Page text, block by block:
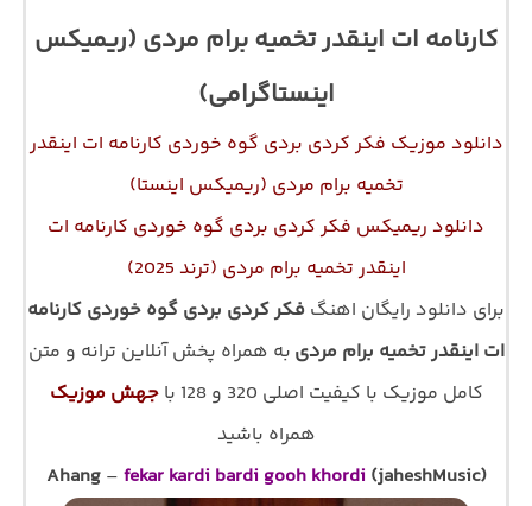
کارنامه‌ ات اینقدر تخمیه برام مردی (ریمیکس
اینستاگرامی)
دانلود موزیک فکر کردی بردی گوه خوردی کارنامه‌ ات اینقدر
تخمیه برام مردی (ریمیکس اینستا)
دانلود ریمیکس فکر کردی بردی گوه خوردی کارنامه‌ ات
اینقدر تخمیه برام مردی (ترند 2025)
برای دانلود رایگان اهنگ فکر کردی بردی گوه خوردی کارنامه‌
ات اینقدر تخمیه برام مردی به همراه پخش آنلاین ترانه و متن
کامل موزیک با کیفیت اصلی 320 و 128 با
جهش موزیک
همراه باشید
Ahang – fekar kardi bardi gooh khordi (jaheshMusic)